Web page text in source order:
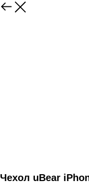
Чехол uBear